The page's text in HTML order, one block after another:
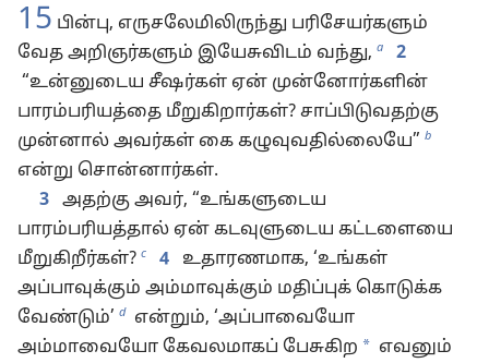
15 பின்பு, எருசலேமிலிருந்து பரிசேயர்களும்
வேத அறிஞர்களும் இயேசுவிடம் வந்து, a
2
“உன்னுடைய சீஷர்கள் ஏன் முன்னோர்களின்
பாரம்பரியத்தை மீறுகிறார்கள்? சாப்பிடுவதற்கு
முன்னால் அவர்கள் கை கழுவுவதில்லையே” b
என்று சொன்னார்கள்.
3 அதற்கு அவர், “உங்களுடைய
பாரம்பரியத்தால் ஏன் கடவுளுடைய கட்டளையை
மீறுகிறீர்கள்? c 4
உதாரணமாக, ‘உங்கள்
அப்பாவுக்கும் அம்மாவுக்கும் மதிப்புக் கொடுக்க
வேண்டும்’ d
என்றும், ‘அப்பாவையோ
அம்மாவையோ கேவலமாகப் பேசுகிற * எவனும்